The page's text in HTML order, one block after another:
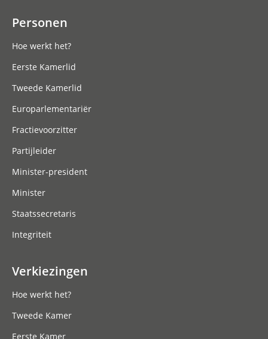
Personen
Hoe werkt het?
Eerste Kamerlid
Tweede Kamerlid
Europarlementariër
Fractievoorzitter
Partijleider
Minister-president
Minister
Staatssecretaris
Integriteit
Verkiezingen
Hoe werkt het?
Tweede Kamer
Eerste Kamer